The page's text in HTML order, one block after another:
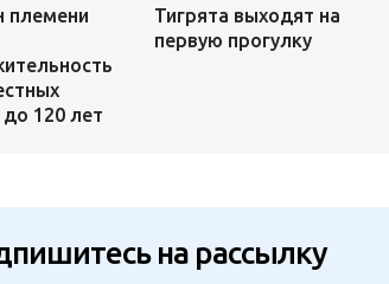
племени
120 лет
Тигрята выходят на
первую прогулку
на рассылку